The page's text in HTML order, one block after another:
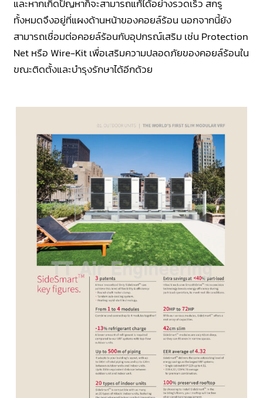
และหากเกิดปัญหาก็จะสามารถแก้ได้อย่างรวดเร็ว สกรู
ทั้งหมดจึงอยู่ที่แผงด้านหน้าของคอยล์ร้อน นอกจากนี้ยัง
สามารถเชื่อมต่อคอยล์ร้อนกับอุปกรณ์เสริม เช่น Protection
Net หรือ Wire-Kit เพื่อเสริมความปลอดภัยของคอยล์ร้อนใน
ขณะติดตั้งและบำรุงรักษาได้อีกด้วย